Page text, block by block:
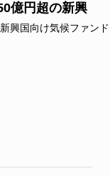
億円超の新興